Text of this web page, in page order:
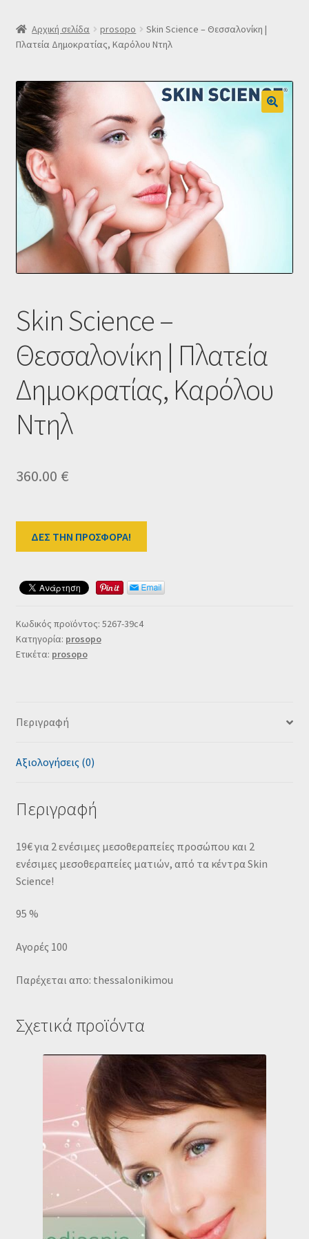
SLIDER
Δελτίο νέων
Επιβεβαίωση εγγραφής στο Newsletter του Dealistas.gr
Επικοινωνία
Καλάθι
Κατάστημα
Ταμείο
HOME
Αρχική σελίδα prosopo
Skin Science – Θεσσαλονίκη |
Πλατεία Δημοκρατίας, Καρόλου Ντηλ
Skin Science –
Θεσσαλονίκη | Πλατεία
Δημοκρατίας, Καρόλου
Ντηλ
360.00 €
ΔΕΣ ΤΗΝ ΠΡΟΣΦΟΡΑ!
Κωδικός προϊόντος: 5267-39c4
Κατηγορία: prosopo
Ετικέτα: prosopo
Περιγραφή
Αξιολογήσεις (0)
Περιγραφή
19€ για 2 ενέσιμες μεσοθεραπείες προσώπου και 2
ενέσιμες μεσοθεραπείες ματιών, από τα κέντρα Skin
Science!
95 %
Αγορές 100
Παρέχεται απο: thessalonikimou
Σχετικά προϊόντα